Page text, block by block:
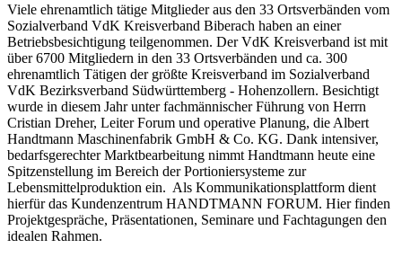
Viele ehrenamtlich tätige Mitglieder aus den 33 Ortsverbänden vom
Sozialverband VdK Kreisverband Biberach haben an einer
Betriebsbesichtigung teilgenommen. Der VdK Kreisverband ist mit
über 6700 Mitgliedern in den 33 Ortsverbänden und ca. 300
ehrenamtlich Tätigen der größte Kreisverband im Sozialverband
VdK Bezirksverband Südwürttemberg - Hohenzollern. Besichtigt
wurde in diesem Jahr unter fachmännischer Führung von Herrn
Cristian Dreher, Leiter Forum und operative Planung, die Albert
Handtmann Maschinenfabrik GmbH & Co. KG. Dank intensiver,
bedarfsgerechter Marktbearbeitung nimmt Handtmann heute eine
Spitzenstellung im Bereich der Portioniersysteme zur
Lebensmittelproduktion ein. Als Kommunikationsplattform dient
hierfür das Kundenzentrum HANDTMANN FORUM. Hier finden
Projektgespräche, Präsentationen, Seminare und Fachtagungen den
idealen Rahmen.